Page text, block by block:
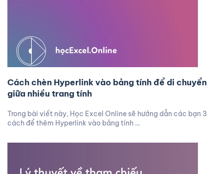
Cách chèn Hyperlink vào bảng tính để di chuyển
giữa nhiều trang tính
Trong bài viết này, Học Excel Online sẽ hướng dẫn các bạn 3
cách để thêm Hyperlink vào bảng tính …